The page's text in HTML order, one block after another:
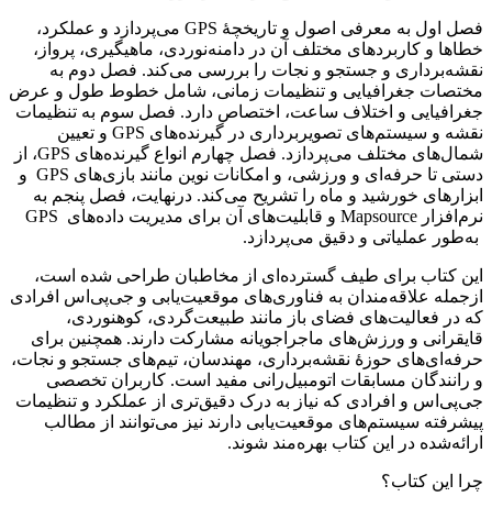
فصل اول به معرفی اصول و تاریخچۀ GPS می‌پردازد و عملکرد،
خطاها و کاربردهای مختلف آن در دامنه‌نوردی، ماهیگیری، پرواز،
نقشه‌برداری و جستجو و نجات را بررسی می‌کند. فصل دوم به
مختصات جغرافیایی و تنظیمات زمانی، شامل خطوط طول و عرض
جغرافیایی و اختلاف ساعت، اختصاص دارد. فصل سوم به تنظیمات
نقشه و سیستم‌های تصویربرداری در گیرنده‌های GPS و تعیین
شمال‌های مختلف می‌پردازد. فصل چهارم انواع گیرنده‌های GPS، از
دستی تا حرفه‌ای و ورزشی، و امکانات نوین مانند بازی‌های GPS و
ابزارهای خورشید و ماه را تشریح می‌کند. درنهایت، فصل پنجم به
نرم‌افزار Mapsource و قابلیت‌های آن برای مدیریت داده‌های GPS
به‌طور عملیاتی و دقیق می‌پردازد.
این کتاب برای طیف گسترده‌ای از مخاطبان طراحی شده است،
ازجمله علاقه‌مندان به فناوری‌های موقعیت‌یابی و جی‌پی‌اس افرادی
که در فعالیت‌های فضای باز مانند طبیعت‌گردی، کوهنوردی،
قایقرانی و ورزش‌های ماجراجویانه مشارکت دارند. همچنین برای
حرفه‌ای‌های حوزۀ نقشه‌برداری، مهندسان، تیم‌های جستجو و نجات،
و رانندگان مسابقات اتومبیل‌رانی مفید است. کاربران تخصصی
جی‌پی‌اس و افرادی که نیاز به درک دقیق‌تری از عملکرد و تنظیمات
پیشرفته سیستم‌های موقعیت‌یابی دارند نیز می‌توانند از مطالب
ارائه‌شده در این کتاب بهره‌مند شوند.
چرا این کتاب؟